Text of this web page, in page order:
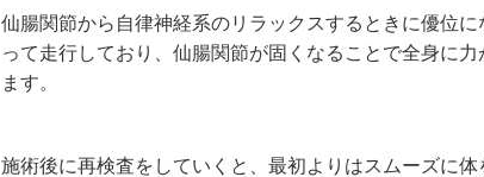
仙腸関節から自律神経系のリラックスするときに優位
って走行しており、仙腸関節が固くなることで全身に
ます。
施術後に再検査をしていくと、最初よりはスムーズに